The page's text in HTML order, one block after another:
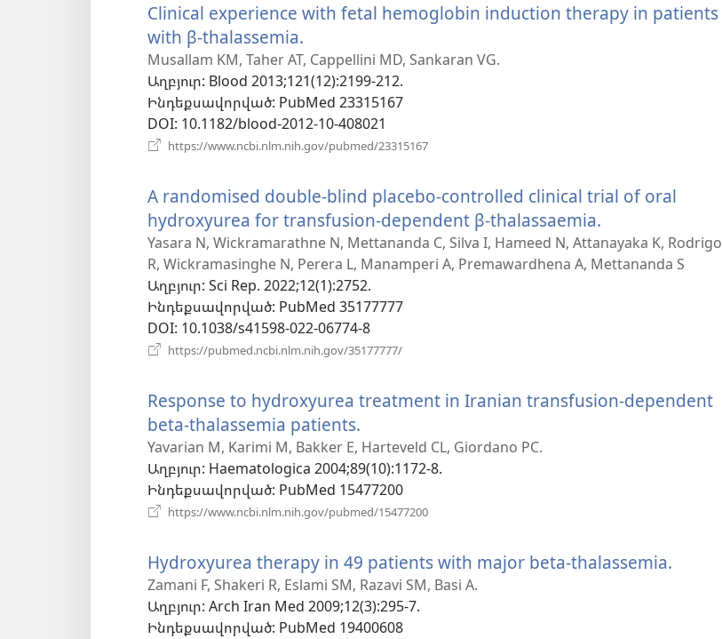
պատուհան)
Clinical experience with fetal hemoglobin induction therapy in patients
with β-thalassemia.
է
նոր
պատուհան)
Musallam KM, Taher AT, Cappellini MD, Sankaran VG.
Աղբյուր‎: Blood 2013;121(12):2199-212.
Ինդեքսավորված‎: PubMed 23315167
DOI‎: 10.1182/blood-2012-10-408021
https://www.ncbi.nlm.nih.gov/pubmed/23315167
պատուհան)
A randomised double-blind placebo-controlled clinical trial of oral
hydroxyurea for transfusion-dependent β-thalassaemia.
է
նոր
Yasara N, Wickramarathne N, Mettananda C, Silva I, Hameed N, Attanayaka K, Rodrigo
R, Wickramasinghe N, Perera L, Manamperi A, Premawardhena A, Mettananda S
Աղբյուր‎: Sci Rep. 2022;12(1):2752.
Ինդեքսավորված‎: PubMed 35177777
DOI‎: 10.1038/s41598-022-06774-8
https://pubmed.ncbi.nlm.nih.gov/35177777/
պատուհան)
Response to hydroxyurea treatment in Iranian transfusion-dependent
beta-thalassemia patients.
է
նոր
պատուհան)
Yavarian M, Karimi M, Bakker E, Harteveld CL, Giordano PC.
Աղբյուր‎: Haematologica 2004;89(10):1172-8.
Ինդեքսավորված‎: PubMed 15477200
https://www.ncbi.nlm.nih.gov/pubmed/15477200
պատուհան)
Hydroxyurea therapy in 49 patients with major beta-thalassemia.
Zamani F, Shakeri R, Eslami SM, Razavi SM, Basi A.
Աղբյուր‎: Arch Iran Med 2009;12(3):295-7.
Ինդեքսավորված‎: PubMed 19400608